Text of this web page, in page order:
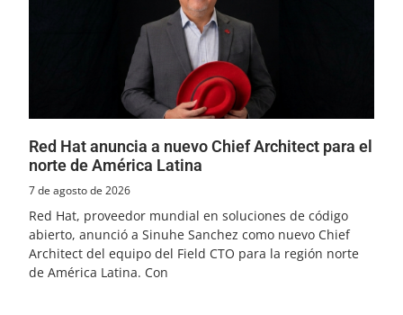
Red Hat anuncia a nuevo Chief Architect para el
norte de América Latina
7 de agosto de 2026
Red Hat, proveedor mundial en soluciones de código
abierto, anunció a Sinuhe Sanchez como nuevo Chief
Architect del equipo del Field CTO para la región norte
de América Latina. Con